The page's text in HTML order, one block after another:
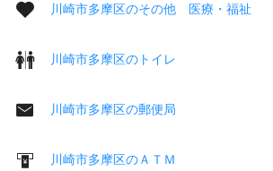
川崎市多摩区のその他 医療・福祉
川崎市多摩区のトイレ
川崎市多摩区の郵便局
川崎市多摩区のＡＴＭ